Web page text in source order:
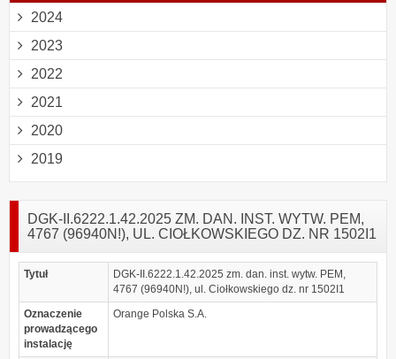
2024
2023
2022
2021
2020
2019
DGK-II.6222.1.42.2025 ZM. DAN. INST. WYTW. PEM,
4767 (96940N!), UL. CIOŁKOWSKIEGO DZ. NR 1502I1
Tytuł
DGK-II.6222.1.42.2025 zm. dan. inst. wytw. PEM,
4767 (96940N!), ul. Ciołkowskiego dz. nr 1502I1
Oznaczenie
prowadzącego
instalację
Orange Polska S.A.